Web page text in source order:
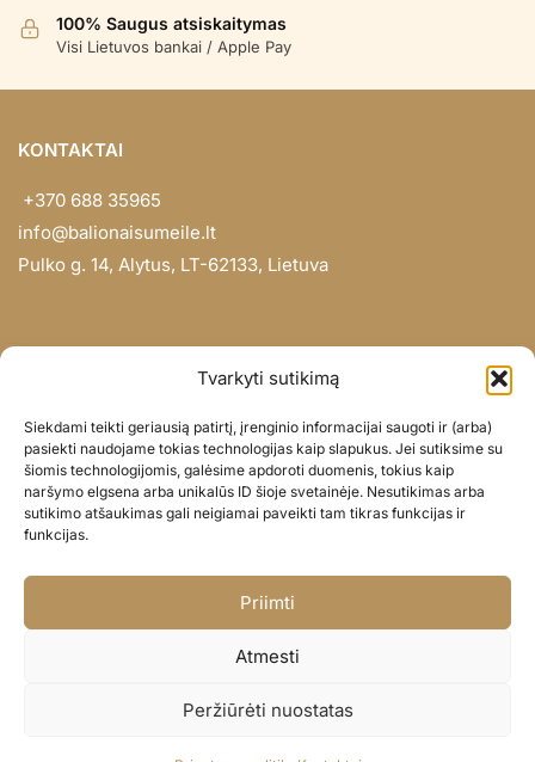
Tvarkyti sutikimą
Siekdami teikti geriausią patirtį, įrenginio informacijai saugoti ir (arba)
pasiekti naudojame tokias technologijas kaip slapukus. Jei sutiksime su
šiomis technologijomis, galėsime apdoroti duomenis, tokius kaip
naršymo elgsena arba unikalūs ID šioje svetainėje. Nesutikimas arba
sutikimo atšaukimas gali neigiamai paveikti tam tikras funkcijas ir
funkcijas.
Priimti
Atmesti
Peržiūrėti nuostatas
100% Saugus atsiskaitymas
Visi Lietuvos bankai / Apple Pay
KONTAKTAI
+370 688 35965
info@balionaisumeile.lt
Pulko g. 14, Alytus, LT-62133, Lietuva
Didmena
Darbų portfolio
Privatumo politika
Parduotuvės politika
© BALIONAISUMEILE 2024